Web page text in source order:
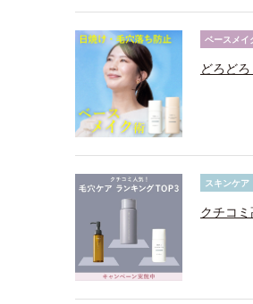
ベースメイ
どろど
スキンケア
クチコ